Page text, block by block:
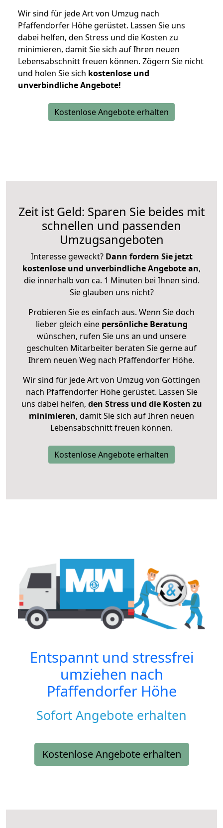
Wir sind für jede Art von Umzug nach
Pfaffendorfer Höhe gerüstet. Lassen Sie uns
dabei helfen, den Stress und die Kosten zu
minimieren, damit Sie sich auf Ihren neuen
Lebensabschnitt freuen können. Zögern Sie nicht
und holen Sie sich kostenlose und
unverbindliche Angebote!
Kostenlose Angebote erhalten
Zeit ist Geld: Sparen Sie beides mit
schnellen und passenden
Umzugsangeboten
Interesse geweckt? Dann fordern Sie jetzt
kostenlose und unverbindliche Angebote an,
die innerhalb von ca. 1 Minuten bei Ihnen sind.
Sie glauben uns nicht?
Probieren Sie es einfach aus. Wenn Sie doch
lieber gleich eine persönliche Beratung
wünschen, rufen Sie uns an und unsere
geschulten Mitarbeiter beraten Sie gerne auf
Ihrem neuen Weg nach Pfaffendorfer Höhe.
Wir sind für jede Art von Umzug von Göttingen
nach Pfaffendorfer Höhe gerüstet. Lassen Sie
uns dabei helfen, den Stress und die Kosten zu
minimieren, damit Sie sich auf Ihren neuen
Lebensabschnitt freuen können.
Kostenlose Angebote erhalten
Entspannt und stressfrei
umziehen nach
Pfaffendorfer Höhe
Sofort Angebote erhalten
Kostenlose Angebote erhalten